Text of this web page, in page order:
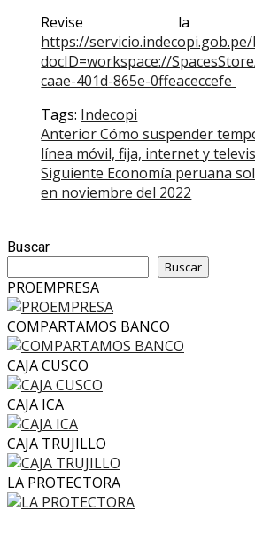
Revise la
https://
docID=workspace://
caae-401d-865e-0ffeaceccefe
Tags: Indecopi
Post
navigation
AnteriorCómo suspender
línea móvil, fija, internet y
Siguiente Economía peruana
en noviembre del 2022
Buscar
Buscar
PROEMPRESA
COMPARTAMOS BANCO
CAJA CUSCO
CAJA ICA
CAJA TRUJILLO
LA PROTECTORA